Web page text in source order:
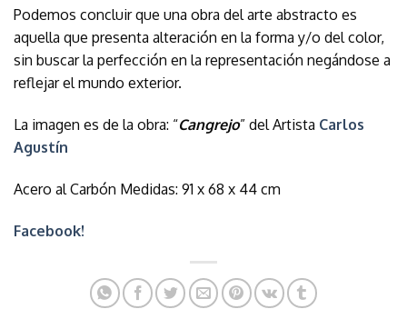
Podemos concluir que una obra del arte abstracto es
aquella que presenta alteración en la forma y/o del color,
sin buscar la perfección en la representación negándose a
reflejar el mundo exterior.
La imagen es de la obra: “Cangrejo” del Artista Carlos
Agustín
Acero al Carbón Medidas: 91 x 68 x 44 cm
Facebook!